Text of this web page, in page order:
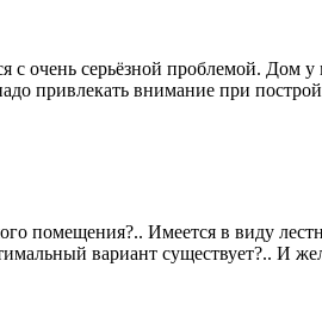
с очень серьёзной проблемой.
привлекать внимание при
помещения?.. Имеется в виду
вариант существует?.. И